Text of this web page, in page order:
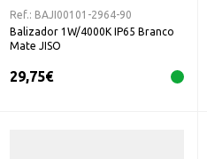
Ref.: BAJI00101-2964-90
Balizador 1W/4000K IP65 Branco
Mate JISO
29,75€